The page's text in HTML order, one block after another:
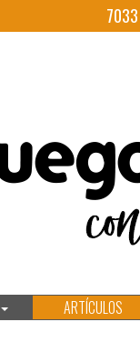
7033
ARTÍCULOS